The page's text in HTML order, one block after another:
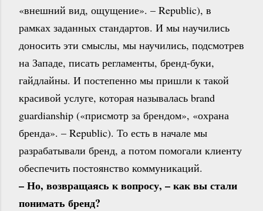
«внешний вид, ощущение». – Republic), в
рамках заданных стандартов. И мы научились
доносить эти смыслы, мы научились, подсмотрев
на Западе, писать регламенты, бренд-буки,
гайдлайны. И постепенно мы пришли к такой
красивой услуге, которая называлась brand
guardianship («присмотр за брендом», «охрана
бренда». – Republic). То есть в начале мы
разрабатывали бренд, а потом помогали клиенту
обеспечить постоянство коммуникаций.
– Но, возвращаясь к вопросу, – как вы стали
понимать бренд?